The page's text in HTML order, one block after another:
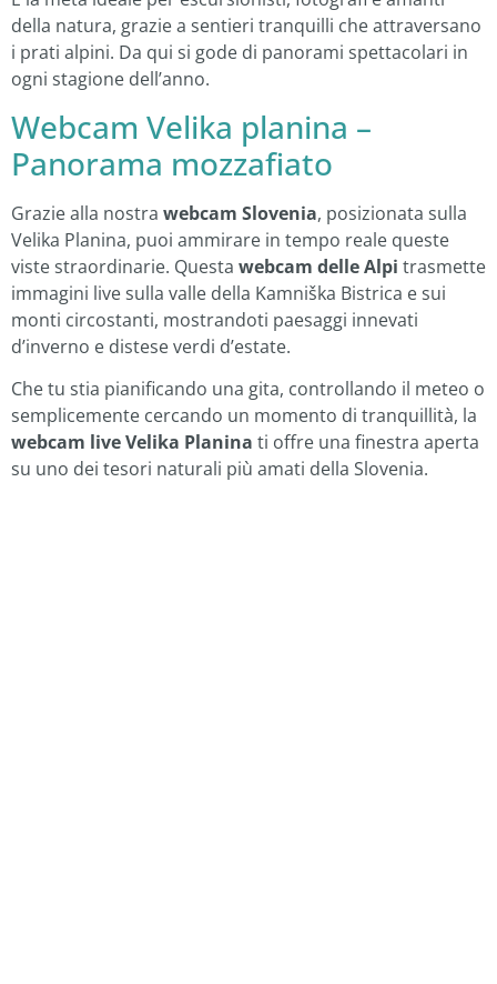
della natura, grazie a sentieri tranquilli che attraversano
i prati alpini. Da qui si gode di panorami spettacolari in
ogni stagione dell’anno.
Webcam Velika planina –
Panorama mozzafiato
Grazie alla nostra webcam Slovenia, posizionata sulla
Velika Planina, puoi ammirare in tempo reale queste
viste straordinarie. Questa webcam delle Alpi trasmette
immagini live sulla valle della Kamniška Bistrica e sui
monti circostanti, mostrandoti paesaggi innevati
d’inverno e distese verdi d’estate.
Che tu stia pianificando una gita, controllando il meteo o
semplicemente cercando un momento di tranquillità, la
webcam live Velika Planina ti offre una finestra aperta
su uno dei tesori naturali più amati della Slovenia.